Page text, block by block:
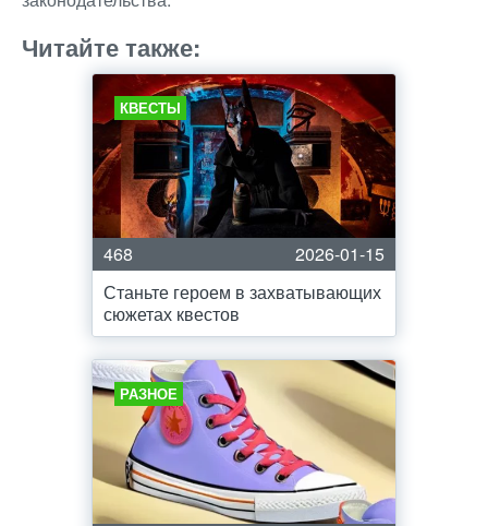
Читайте также:
КВЕСТЫ
468
2026-01-15
Станьте героем в захватывающих
сюжетах квестов
РАЗНОЕ